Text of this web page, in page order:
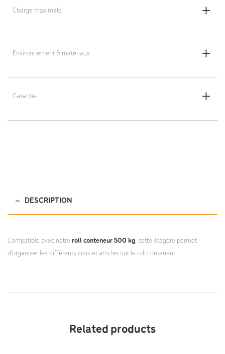
Charge maximale
Charge maximale : 100 kg
Environnement & matériaux
Matériau : bois
Garantie
Garantie 5 ans
DESCRIPTION
Compatible avec notre roll conteneur 500 kg, cette étagère permet
d’organiser les différents colis et articles sur le roll conteneur.
Related products